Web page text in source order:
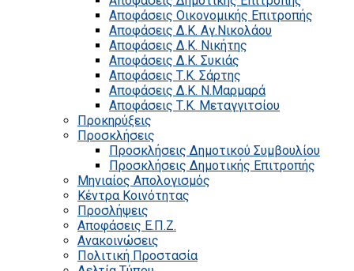
Αποφάσεις Οικονομικής Επιτροπής
Αποφάσεις Δ.Κ. Αγ.Νικολάου
Αποφάσεις Δ.Κ. Νικήτης
Αποφάσεις Δ.Κ. Συκιάς
Αποφάσεις Τ.Κ. Σάρτης
Αποφάσεις Δ.Κ. Ν.Μαρμαρά
Αποφάσεις Τ.Κ. Μεταγγιτσίου
Προκηρύξεις
Προσκλήσεις
Προσκλήσεις Δημοτικού Συμβουλίου
Προσκλήσεις Δημοτικής Επιτροπής
Μηνιαίος Απολογισμός
Κέντρα Κοινότητας
Προσλήψεις
Αποφάσεις Ε.Π.Ζ.
Ανακοινώσεις
Πολιτική Προστασία